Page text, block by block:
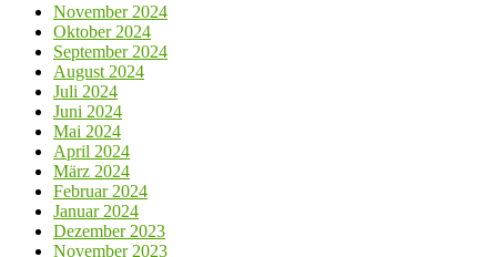
November 2024
Oktober 2024
September 2024
August 2024
Juli 2024
Juni 2024
Mai 2024
April 2024
März 2024
Februar 2024
Januar 2024
Dezember 2023
November 2023